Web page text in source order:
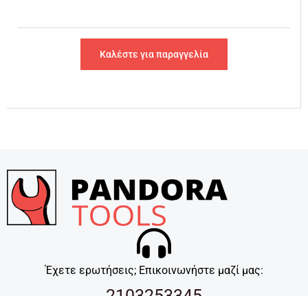
Καλέστε για παραγγελία
Έχετε ερωτήσεις; Επικοινωνήστε μαζί μας: